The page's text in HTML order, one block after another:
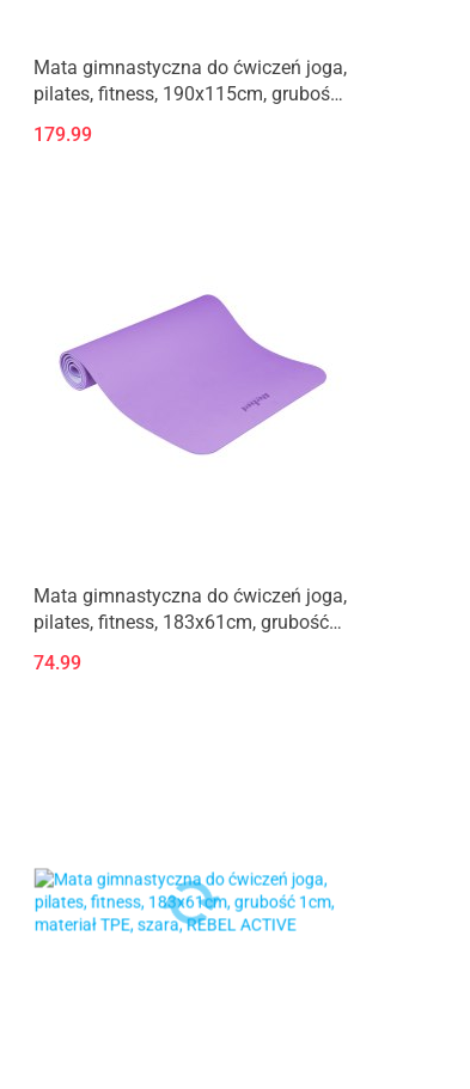
Mata gimnastyczna do ćwiczeń joga,
pilates, fitness, 190x115cm, grubość
ACTIVE
179.99
Mata gimnastyczna do ćwiczeń joga,
pilates, fitness, 183x61cm, grubość
ACTIVE
74.99